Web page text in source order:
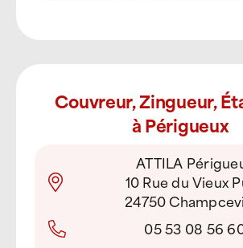
Couvreur, Zingueur,
à Périgueux
ATTILA
10 Rue du Vieux
24750
05 53 08 56